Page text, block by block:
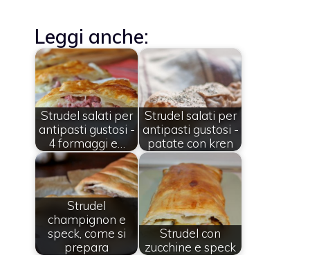
Leggi anche:
Strudel salati per
antipasti gustosi -
4 formaggi e…
Strudel salati per
antipasti gustosi -
patate con kren
Strudel
champignon e
speck, come si
prepara
Strudel con
zucchine e speck